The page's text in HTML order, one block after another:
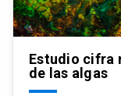
Estudio cifra
de las algas